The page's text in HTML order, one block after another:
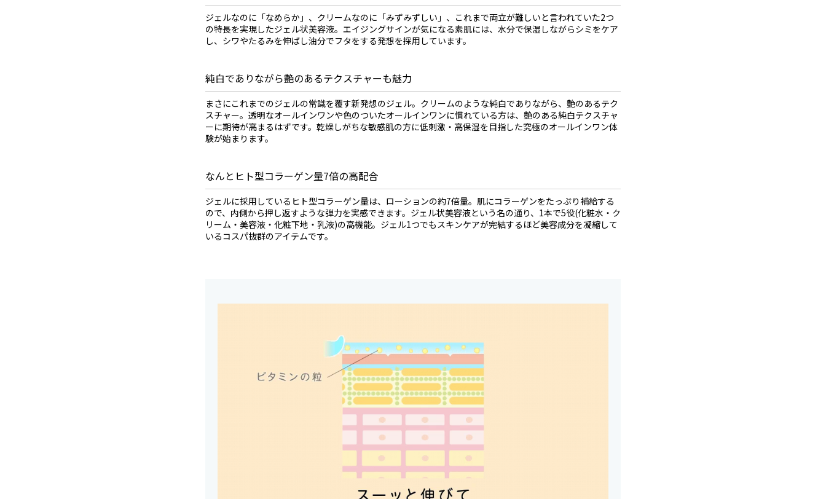
ジェルなのに「なめらか」、クリームなのに「みずみずしい」、これまで両立が難しいと言われていた2つ
の特長を実現したジェル状美容液。エイジングサインが気になる素肌には、水分で保湿しながらシミをケア
し、シワやたるみを伸ばし油分でフタをする発想を採用しています。
純白でありながら艶のあるテクスチャーも魅力
まさにこれまでのジェルの常識を覆す新発想のジェル。クリームのような純白でありながら、艶のあるテク
スチャー。透明なオールインワンや色のついたオールインワンに慣れている方は、艶のある純白テクスチャ
ーに期待が高まるはずです。乾燥しがちな敏感肌の方に低刺激・高保湿を目指した究極のオールインワン体
験が始まります。
なんとヒト型コラーゲン量7倍の高配合
ジェルに採用しているヒト型コラーゲン量は、ローションの約7倍量。肌にコラーゲンをたっぷり補給する
ので、内側から押し返すような弾力を実感できます。ジェル状美容液という名の通り、1本で5役(化粧水・ク
リーム・美容液・化粧下地・乳液)の高機能。ジェル1つでもスキンケアが完結するほど美容成分を凝縮して
いるコスパ抜群のアイテムです。